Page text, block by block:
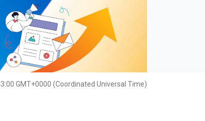
GMT+0000 (Coordinated Universal Time)
見活動 關於我們